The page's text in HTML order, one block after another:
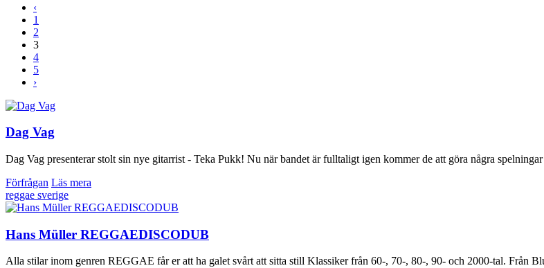
‹
1
2
3
4
5
›
Dag Vag
Dag Vag presenterar stolt sin nye gitarrist - Teka Pukk! Nu när bandet är fulltaligt igen kommer de att göra några
Förfrågan Läs mera
reggae sverige
Hans Müller REGGAEDISCODUB
Alla stilar inom genren REGGAE får er att ha galet svårt att sitta still Klassiker från 60-, 70-, 80-, 90- och 2000-tal. Från